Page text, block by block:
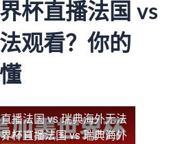
杯直播法国 vs
观看？你的
播法国 vs 瑞典海外无法
杯直播法国 vs 瑞典海外